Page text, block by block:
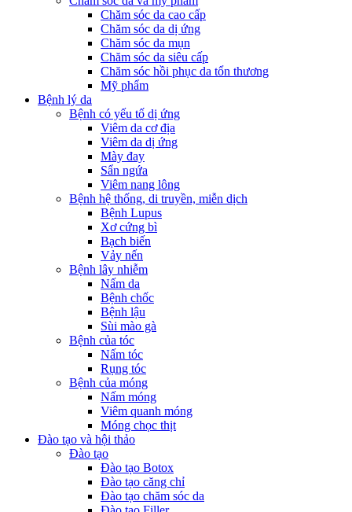
Chăm sóc da cao cấp
Chăm sóc da dị ứng
Chăm sóc da mụn
Chăm sóc da siêu cấp
Chăm sóc hồi phục da tổn thương
Mỹ phẩm
Bệnh lý da
Bệnh có yếu tố dị ứng
Viêm da cơ địa
Viêm da dị ứng
Mày đay
Sẩn ngứa
Viêm nang lông
Bệnh hệ thống, di truyền, miễn dịch
Bệnh Lupus
Xơ cứng bì
Bạch biến
Vảy nến
Bệnh lây nhiễm
Nấm da
Bệnh chốc
Bệnh lậu
Sùi mào gà
Bệnh của tóc
Nấm tóc
Rụng tóc
Bệnh của móng
Nấm móng
Viêm quanh móng
Móng chọc thịt
Đào tạo và hội thảo
Đào tạo
Đào tạo Botox
Đào tạo căng chỉ
Đào tạo chăm sóc da